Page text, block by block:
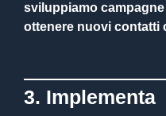
sviluppiamo
ottenere nuovi contatti
3. Implementa